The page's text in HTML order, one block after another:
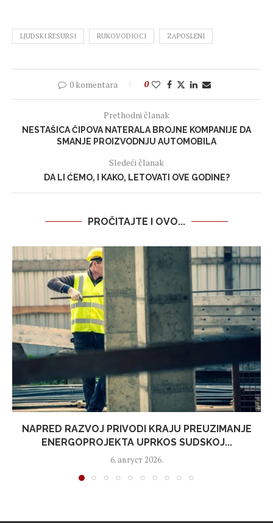
LJUDSKI RESURSI RUKOVODIOCI ZAPOSLENI
0 komentara 0
Prethodni članak
NESTAŠICA ČIPOVA NATERALA BROJNE KOMPANIJE DA
SMANJE PROIZVODNJU AUTOMOBILA
Sledeći članak
DA LI ĆEMO, I KAKO, LETOVATI OVE GODINE?
PROČITAJTE I OVO...
NAPRED RAZVOJ PRIVODI KRAJU PREUZIMANJE
ENERGOPROJEKTA UPRKOS SUDSKOJ...
6. август 2026.